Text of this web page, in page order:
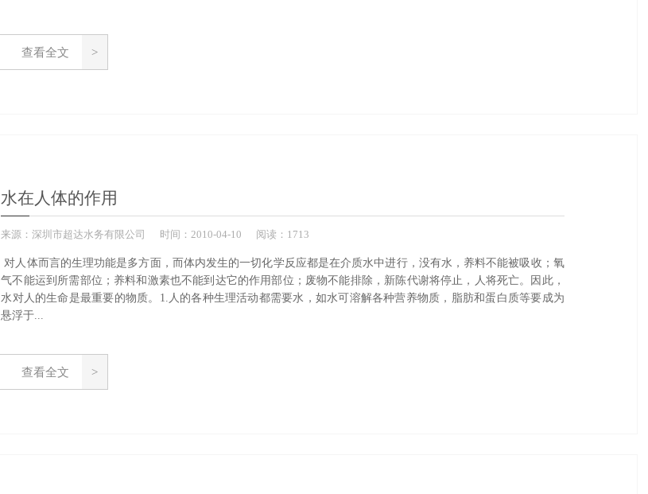
查看全文
水在人体的作用
来源：深圳市超达水务有限公司 时间： 2010-04-10 阅读：1713
对人体而言的生理功能是多方面，而体内发生的一切化学反应都是在介质水中进行，没有水，养料不能被吸收；氧
气不能运到所需部位；养料和激素也不能到达它的作用部位；废物不能排除，新陈代谢将停止，人将死亡。因此，
水对人的生命是最重要的物质。1.人的各种生理活动都需要水，如水可溶解各种营养物质，脂肪和蛋白质等要成为
悬浮于...
查看全文